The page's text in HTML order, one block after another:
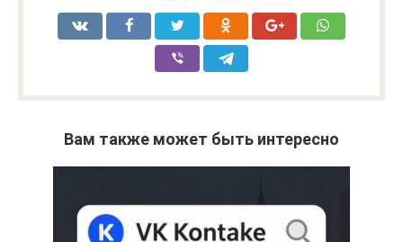
Вам также может быть интересно